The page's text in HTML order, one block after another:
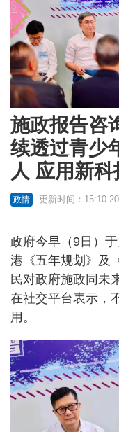
施政报告咨
续透过青少
人 应用新
政情 更新时间：15:10
政府今早（9日）
港《五年规划》及
民对政府施政同未
在社交平台表示，
用。